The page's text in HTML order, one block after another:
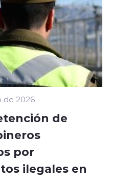
de 2026
de
por
ilegales en